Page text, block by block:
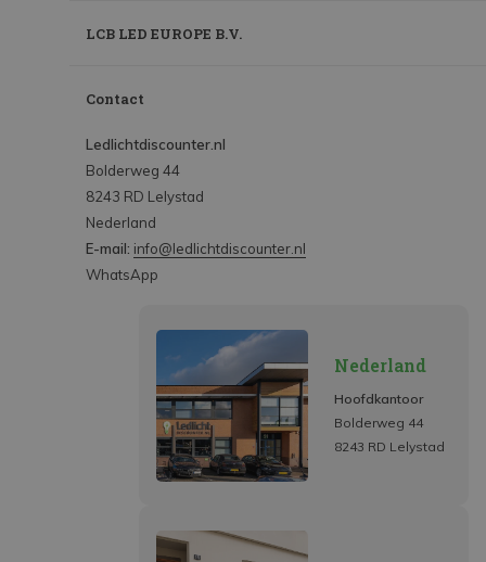
LCB LED EUROPE B.V.
Contact
Ledlichtdiscounter.nl
Bolderweg 44
8243 RD Lelystad
Nederland
E-mail: info@ledlichtdiscounter.nl
WhatsApp
Nederland
Hoofdkantoor
Bolderweg 44
8243 RD Lelystad